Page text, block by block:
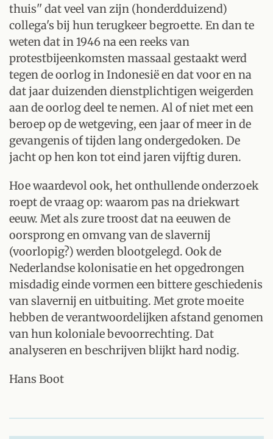
thuis'' dat veel van zijn (honderdduizend)
collega's bij hun terugkeer begroette. En dan te
weten dat in 1946 na een reeks van
protestbijeenkomsten massaal gestaakt werd
tegen de oorlog in Indonesië en dat voor en na
dat jaar duizenden dienstplichtigen weigerden
aan de oorlog deel te nemen. Al of niet met een
beroep op de wetgeving, een jaar of meer in de
gevangenis of tijden lang ondergedoken. De
jacht op hen kon tot eind jaren vijftig duren.
Hoe waardevol ook, het onthullende onderzoek
roept de vraag op: waarom pas na driekwart
eeuw. Met als zure troost dat na eeuwen de
oorsprong en omvang van de slavernij
(voorlopig?) werden blootgelegd. Ook de
Nederlandse kolonisatie en het opgedrongen
misdadig einde vormen een bittere geschiedenis
van slavernij en uitbuiting. Met grote moeite
hebben de verantwoordelijken afstand genomen
van hun koloniale bevoorrechting. Dat
analyseren en beschrijven blijkt hard nodig.
Hans Boot